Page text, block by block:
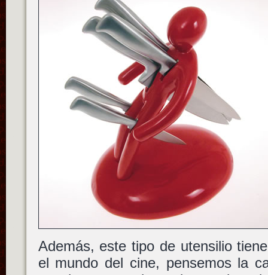
Además, este tipo de utensilio
el mundo del cine, pensemos la